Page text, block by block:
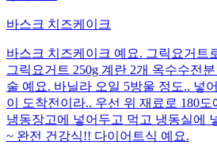
바스크 치즈케이크
바스크 치즈케이크 예요. 그릭요거트
그릭요거트 250g 계란 2개 옥수수전
술 예요. 바닐라 오일 5방울 정도.. 넣
이 도착전이라.. 우선 위 재료로 180
냉동장고에 넣어두고 먹고 냉동실에
~ 완전 건강식!! 다이어트식 예요.